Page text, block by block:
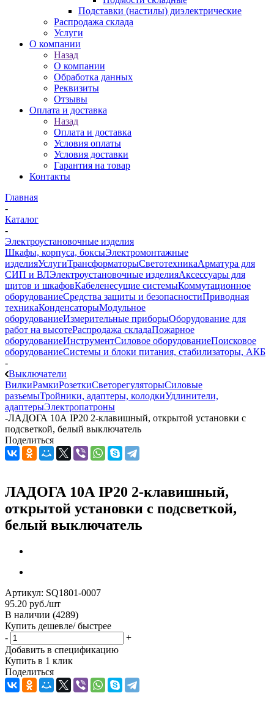
Подставки (настилы) диэлектрические
Распродажа склада
Услуги
О компании
Назад
О компании
Обработка данных
Реквизиты
Отзывы
Оплата и доставка
Назад
Оплата и доставка
Условия оплаты
Условия доставки
Гарантия на товар
Контакты
Главная
-
Каталог
-
Электроустановочные изделия
Шкафы, корпуса, боксыЭлектромонтажные
изделияУслугиТрансформаторыСветотехникаАрматура для
СИП и ВЛЭлектроустановочные изделияАксессуары для
щитов и шкафовКабеленесущие системыКоммутационное
оборудованиеСредства защиты и безопасностиПриводная
техникаКонденсаторыМодульное
оборудованиеИзмерительные приборыОборудование для
работ на высотеРаспродажа складаПожарное
оборудованиеИнструментСиловое оборудованиеПоисковое
оборудованиеСистемы и блоки питания, стабилизаторы, АКБ
-
Выключатели
ВилкиРамкиРозеткиСветорегуляторыСиловые
разъемыТройники, адаптеры, колодкиУдлинители,
адаптерыЭлектропатроны
-ЛАДОГА 10А IP20 2-клавишный, открытой установки с
подсветкой, белый выключатель
Поделиться
ЛАДОГА 10А IP20 2-клавишный,
открытой установки с подсветкой,
белый выключатель
Артикул: SQ1801-0007
95.20 руб./шт
В наличии (4289)
Купить дешевле/ быстрее
-
+
Добавить в спецификацию
Купить в 1 клик
Поделиться